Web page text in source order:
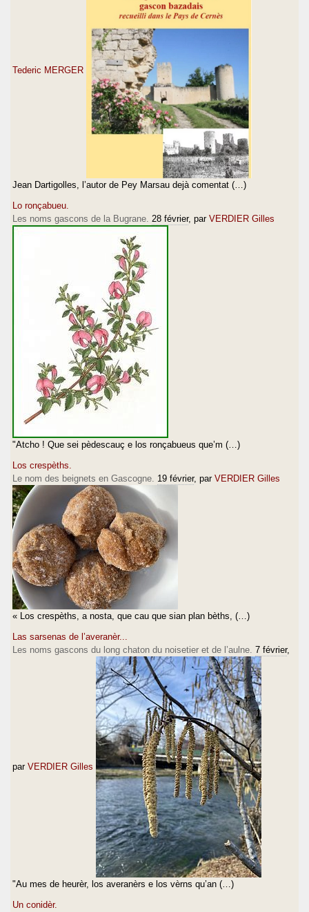
Tederic MERGER
Jean Dartigolles, l’autor de Pey Marsau dejà comentat (…)
Lo ronçabueu.
Les noms gascons de la Bugrane. 28 février, par VERDIER Gilles
"Atcho ! Que sei pèdescauç e los ronçabueus que’m (…)
Los crespèths.
Le nom des beignets en Gascogne. 19 février, par VERDIER Gilles
« Los crespèths, a nosta, que cau que sian plan bèths, (…)
Las sarsenas de l’averanèr...
Les noms gascons du long chaton du noisetier et de l’aulne. 7 février,
par VERDIER Gilles
"Au mes de heurèr, los averanèrs e los vèrns qu’an (…)
Un conidèr.